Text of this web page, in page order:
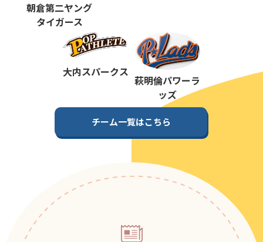
第7回
第6回 ポップアスリートカップ
第5回 ポップアスリートカップ
ポップアスリートカップ
ポップアスリートカップ
ポップアスリートカップ
朝倉第二ヤング
タイガース
大内スパークス
萩明倫パワーラ
ッズ
チーム一覧はこちら